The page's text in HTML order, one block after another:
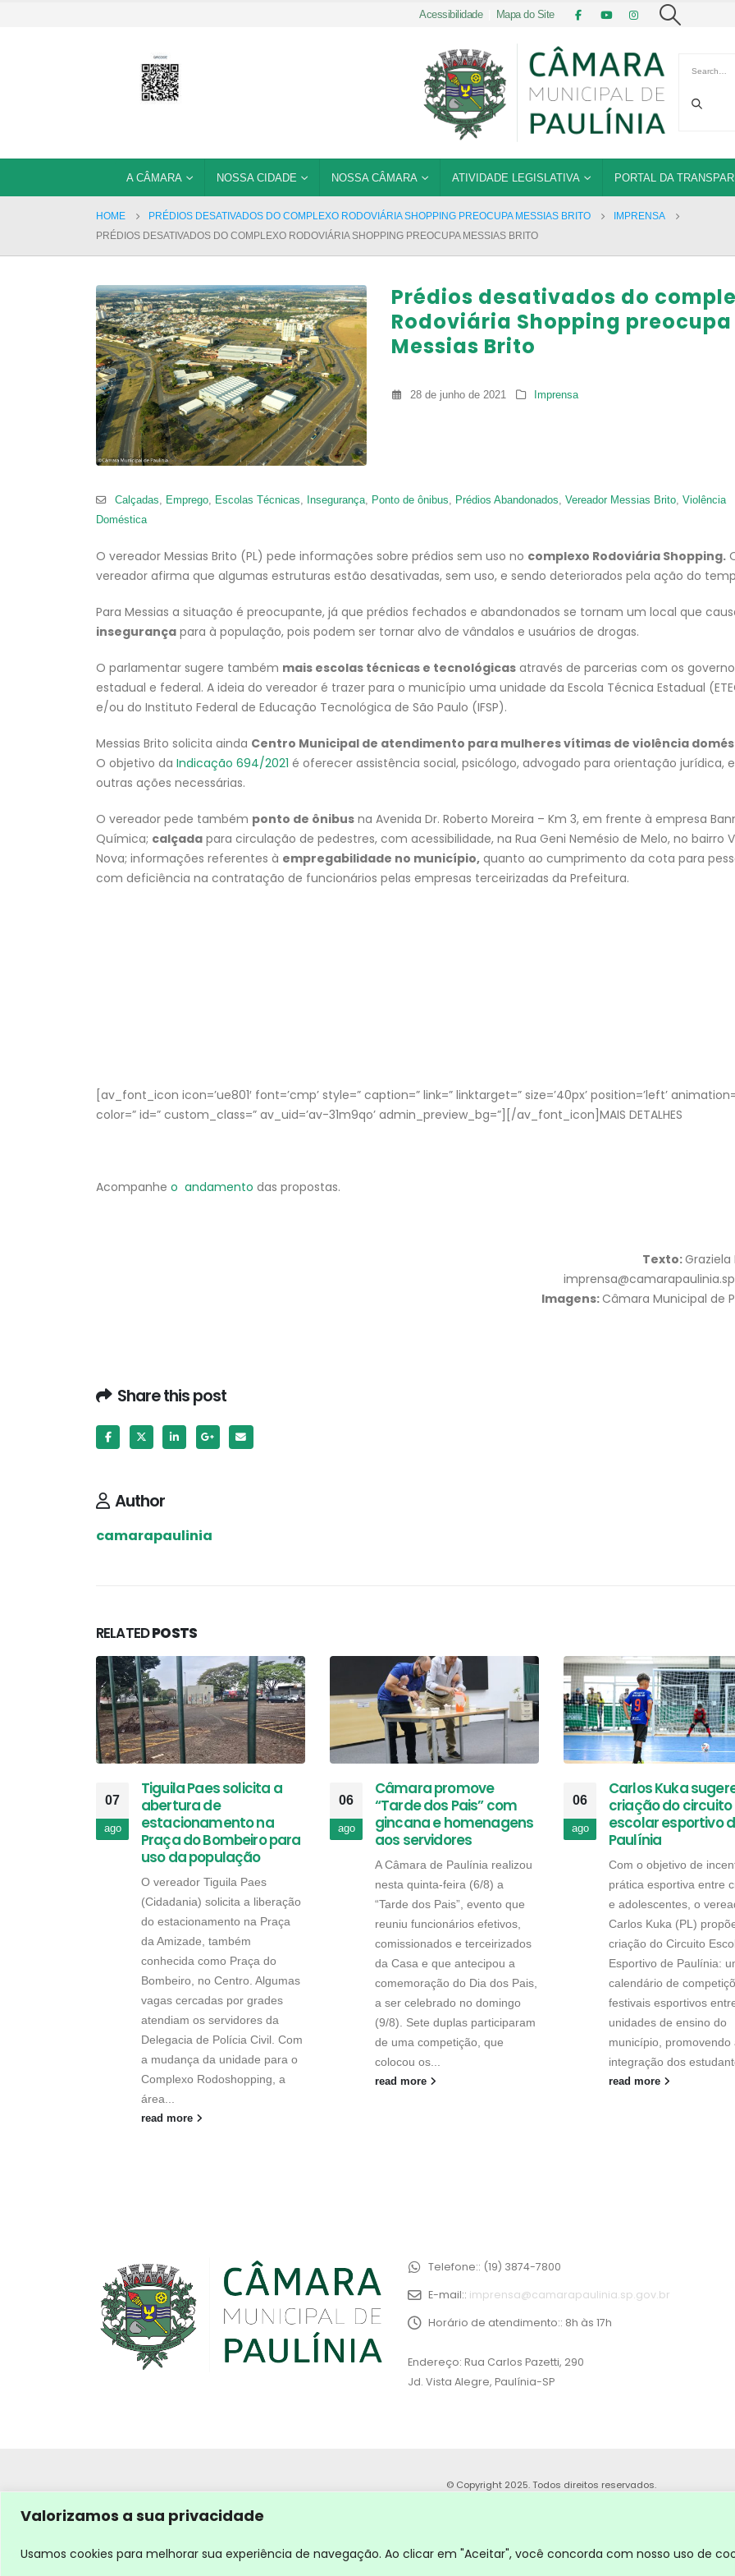
Valorizamos a sua privacidade
Usamos cookies para melhorar sua experiência de navegação. Ao clicar em "Aceitar", você concorda com nosso uso de
Acessibilidade| Mapa do Site
A CÂMARA NOSSA CIDADE NOSSA CÂMARA ATIVIDADE LEGISLATIVA PORTAL DA
HOME PRÉDIOS DESATIVADOS DO COMPLEXO RODOVIÁRIA SHOPPING PREOCUPA MESSIAS BRITO
IMPRENSA
PRÉDIOS DESATIVADOS DO COMPLEXO RODOVIÁRIA SHOPPING PREOCUPA MESSIAS BRITO
Prédios desativados do
Rodoviária Shopping preocupa
Messias Brito
28 de junho de 2021 Imprensa
Calçadas, Emprego, Escolas Técnicas, Insegurança, Ponto de ônibus, Prédios Abandonados, Vereador Messias Brito, Violência
Doméstica
O vereador Messias Brito (PL) pede informações sobre prédios sem uso no complexo Rodoviária Shopping.
vereador afirma que algumas estruturas estão desativadas, sem uso, e sendo deteriorados pela ação do
Para Messias a situação é preocupante, já que prédios fechados e abandonados se tornam um local que
insegurança para à população, pois podem ser tornar alvo de vândalos e usuários de drogas.
O parlamentar sugere também mais escolas técnicas e tecnológicas através de parcerias com os
estadual e federal. A ideia do vereador é trazer para o município uma unidade da Escola Técnica Estadual
e/ou do Instituto Federal de Educação Tecnológica de São Paulo (IFSP).
Messias Brito solicita ainda Centro Municipal de atendimento para mulheres vítimas de violência
O objetivo da Indicação 694/2021 é oferecer assistência social, psicólogo, advogado para orientação jurídica,
outras ações necessárias.
O vereador pede também ponto de ônibus na Avenida Dr. Roberto Moreira – Km 3, em frente à empresa
Química; calçada para circulação de pedestres, com acessibilidade, na Rua Geni Nemésio de Melo, no bairro
Nova; informações referentes à empregabilidade no município, quanto ao cumprimento da cota para
com deficiência na contratação de funcionários pelas empresas terceirizadas da Prefeitura.
[av_font_icon icon=’ue801′ font=’cmp’ style=” caption=” link=” linktarget=” size=’40px’ position=’left’
color=” id=” custom_class=” av_uid=’av-31m9qo’ admin_preview_bg=”][/av_font_icon]MAIS DETALHES
Acompanhe o andamento das propostas.
Texto:Graziela
Imagens:Câmara Municipal de
Share this post
Author
camarapaulinia
RELATEDPOSTS
07
ago
Tiguila Paes solicita a
abertura de
estacionamento na
Praça do Bombeiro para
uso da população
O vereador Tiguila Paes
(Cidadania) solicita a liberação
do estacionamento na Praça
da Amizade, também
conhecida como Praça do
Bombeiro, no Centro. Algumas
vagas cercadas por grades
atendiam os servidores da
Delegacia de Polícia Civil. Com
a mudança da unidade para o
Complexo Rodoshopping, a
área...
read more
06
ago
Câmara promove
“Tarde dos Pais” com
gincana e homenagens
aos servidores
A Câmara de Paulínia realizou
nesta quinta-feira (6/8) a
“Tarde dos Pais”, evento que
reuniu funcionários efetivos,
comissionados e terceirizados
da Casa e que antecipou a
comemoração do Dia dos Pais,
a ser celebrado no domingo
(9/8). Sete duplas participaram
de uma competição, que
colocou os...
read more
06
ago
Carlos Kuka
criação do circuito
escolar esportivo
Paulínia
Com o objetivo de
prática esportiva entre
e adolescentes, o
Carlos Kuka (PL)
criação do Circuito
Esportivo de Paulínia:
calendário de
festivais esportivos
unidades de ensino do
município, promovendo
integração dos
read more
Telefone:: (19) 3874-7800
E-mail:: imprensa@camarapaulinia.sp.gov.br
Horário de atendimento:: 8h às 17h
Endereço: Rua Carlos Pazetti, 290
Jd. Vista Alegre, Paulínia-SP
© Copyright 2025. Todos direitos reservados.